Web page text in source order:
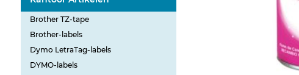
Brother TZ-tape
Brother-labels
Dymo LetraTag-labels
DYMO-labels